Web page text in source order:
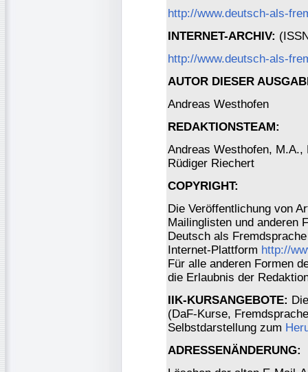
http://www.deutsch-als-
INTERNET-ARCHIV:
http://www.deutsch-als-
AUTOR DIESER
Andreas Westhofen
REDAKTIONSTEAM:
Andreas Westhofen, M.A.,
Rüdiger Riechert
COPYRIGHT:
Die Veröffentlichung von
Mailinglisten und anderen
Deutsch als
Internet-Plattform http://
Für alle anderen Formen
die Erlaubnis der
IIK-KURSANGEBOTE:
(DaF-Kurse,
Selbstdarstellung zum
ADRESSENÄNDERUNG: